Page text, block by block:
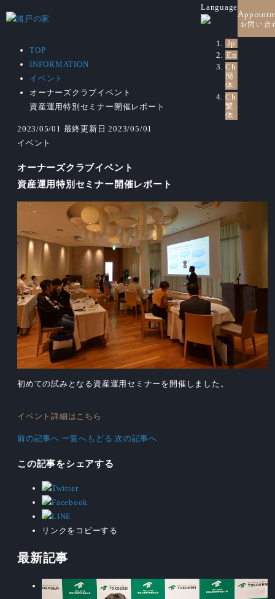
Language
Jp
En
Ch
簡
体
Ch
繁
体
お問い合
TOP
INFORMATION
イベント
オーナーズクラブイベント
資産運用特別セミナー開催レポート
2023/05/01 最終更新日 2023/05/01
イベント
オーナーズクラブイベント
資産運用特別セミナー開催レポート
初めての試みとなる資産運用セミナーを開催しました。
イベント詳細はこちら
前の記事へ 一覧へもどる 次の記事へ
この記事をシェアする
リンクをコピーする
最新記事